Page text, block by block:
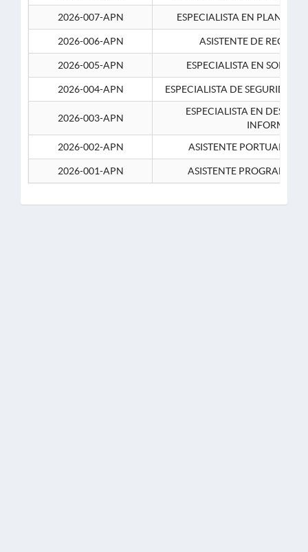
2026-007-APN ESPECIALISTA EN
2026-006-APN ASISTENTE DE
2026-005-APN ESPECIALISTA EN
2026-004-APN ESPECIALISTA DE SEGURIDAD
2026-003-APN
ESPECIALISTA EN
2026-002-APN
ASISTENTE PORTUARIO 2-
2026-001-APN ASISTENTE